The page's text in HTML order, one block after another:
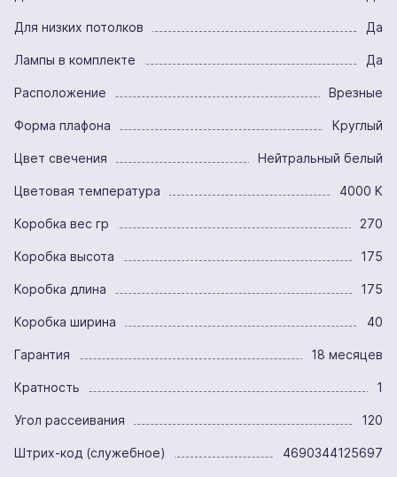
Для низких потолков Да
Лампы в комплекте Да
Расположение Врезные
Форма плафона Круглый
Цвет свечения Нейтральный белый
Цветовая температура 4000 K
Коробка вес гр 270
Коробка высота 175
Коробка длина 175
Коробка ширина 40
Гарантия 18 месяцев
Кратность 1
Угол рассеивания 120
Штрих-код (служебное) 4690344125697